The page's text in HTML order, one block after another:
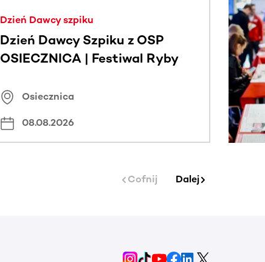
Dzień Dawcy szpiku
Dzień Dawcy Szpiku z OSP
OSIECZNICA | Festiwal Ryby
Osiecznica
08.08.2026
Cofnij Dalej